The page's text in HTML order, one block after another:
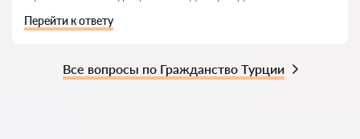
Перейти к ответу
Все вопросы по Гражданство Турции